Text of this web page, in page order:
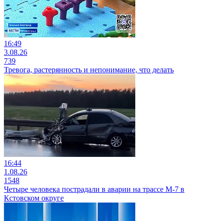
16:49
3.08.26
739
Тревога, растерянность и непонимание, что делать
16:44
1.08.26
1548
Четыре человека пострадали в аварии на трассе М-7 в
Кстовском округе